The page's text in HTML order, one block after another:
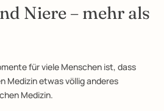
Niere – mehr als
für viele Menschen ist, dass
Medizin etwas völlig anderes
Medizin.